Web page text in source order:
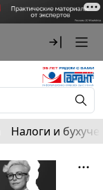
Налоги и